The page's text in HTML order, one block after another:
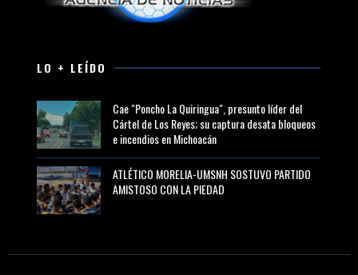
LO + LEÍDO
Cae "Poncho La Quiringua", presunto líder del
Cártel de Los Reyes; su captura desata bloqueos
e incendios en Michoacán
ATLÉTICO MORELIA-UMSNH SOSTUVO PARTIDO
AMISTOSO CON LA PIEDAD